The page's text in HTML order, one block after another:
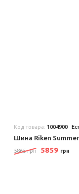
Код товара: 1004900
Шина Riken
5865 грн 5859 грн